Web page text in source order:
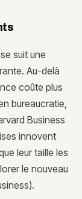
suit une
Au-delà
coûte plus
bureaucratie,
Business
innovent
leur taille les
le nouveau